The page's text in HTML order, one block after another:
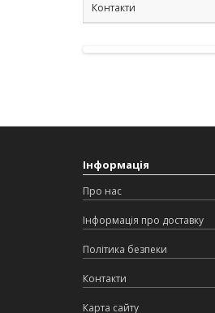
Контакти
Інформація
Про нас
Інформація про доставку
Політика безпеки
Контакти
Карта сайту